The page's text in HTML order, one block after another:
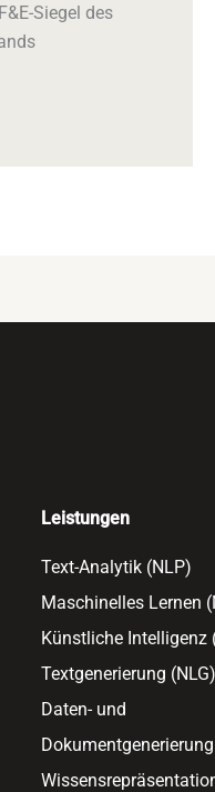
Siegel des
Leistungen
Text-Analytik (NLP)
Maschinelles Lernen
Künstliche Intelligenz
Textgenerierung (NLG)
Daten- und
Dokumentgenerierung